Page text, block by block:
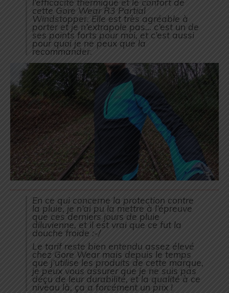
cette Gore Wear R3 Partial
Windstopper. Elle est très agréable à
porter et je n’extrapole pas… c’est un de
ses points forts pour moi, et c’est aussi
pour quoi je ne peux que la
recommander.
En ce qui concerne la protection contre
la pluie, je n’ai pu la mettre à l’épreuve
que ces derniers jours de pluie
diluvienne, et il est vrai que ce fut la
douche froide :-/
Le tarif reste bien entendu assez élevé
chez Gore Wear mais depuis le temps
que j’utilise les produits de cette marque,
je peux vous assurer que je ne suis pas
déçu de leur durabilité, et la qualité à ce
niveau là, ça a forcément un prix !